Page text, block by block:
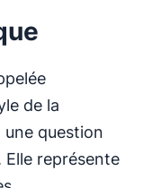
de la
une question
Elle représente